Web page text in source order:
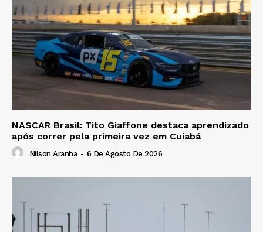
NASCAR Brasil: Tito Giaffone destaca aprendizado
após correr pela primeira vez em Cuiabá
Nilson Aranha - 6 De Agosto De 2026